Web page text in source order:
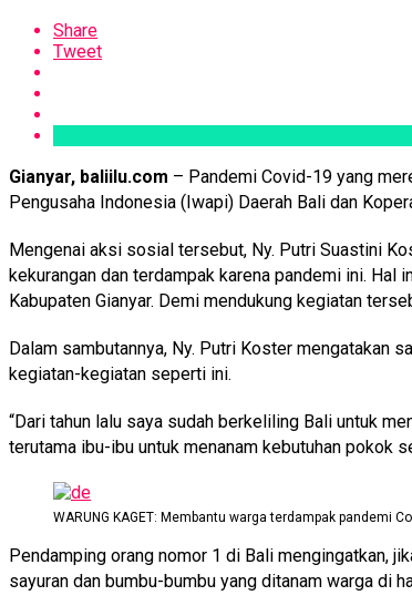
Share
Tweet
Gianyar, baliilu.com – Pandemi Covid-19 yang
Pengusaha Indonesia (Iwapi) Daerah Bali dan
Mengenai aksi sosial tersebut, Ny. Putri Suastini
kekurangan dan terdampak karena pandemi ini. Hal
Kabupaten Gianyar. Demi mendukung kegiatan
Dalam sambutannya, Ny. Putri Koster mengatakan
kegiatan-kegiatan seperti ini.
“Dari tahun lalu saya sudah berkeliling Bali untuk
terutama ibu-ibu untuk menanam kebutuhan pokok
WARUNG KAGET: Membantu warga terdampak pandemi
Pendamping orang nomor 1 di Bali mengingatkan,
sayuran dan bumbu-bumbu yang ditanam warga di